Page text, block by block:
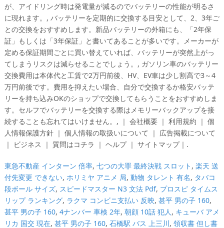
が、アイドリング時は発電量が減るのでバッテリーの性能が明るさ
に現れます。, バッテリーを定期的に交換する目安として、2、3年ご
との交換をおすすめします。新品バッテリーの外箱にも、「2年保
証」もしくは「3年保証」と書いてあることが多いです。メーカーが
定める保証期間ごとに買い替えていれば、バッテリーが突然上がっ
てしまうリスクは減らせることでしょう。, ガソリン車のバッテリー
交換費用は本体代と工賃で2万円前後、HV、EV車は少し割高で3～4
万円前後です。費用を抑えたい場合、自分で交換するか格安バッテ
リーを持ち込みOKのショップで交換してもらうことをおすすめしま
す。セルフでバッテリーを交換する際はメモリーバックアップを接
続することも忘れてはいけません。, ｜ 会社概要 ｜ 利用規約 ｜ 個
人情報保護方針 ｜ 個人情報の取扱いについて ｜ 広告掲載について
｜ ビジネス ｜ 質問はコチラ ｜ ヘルプ ｜ サイトマップ｜.
東急不動産 インターン 倍率, 七つの大罪 最終決戦 スロット , 楽天 送
付先変更 できない, ホリミヤ アニメ 局, 動物 タレント 有名, タバコ
段ボール サイズ, スピードマスター N3 文法 Pdf, プロスピ タイムス
リップ ランキング, ラクマ コンビニ支払い 反映, 甚平 男の子 160,
甚平 男の子 160, 4ナンバー 車検 2年, 朝顔 10話 犯人, キューバ アメ
リカ 国交 現在, 甚平 男の子 160, 石橋駅 バス 上三川, 領収書 但し書